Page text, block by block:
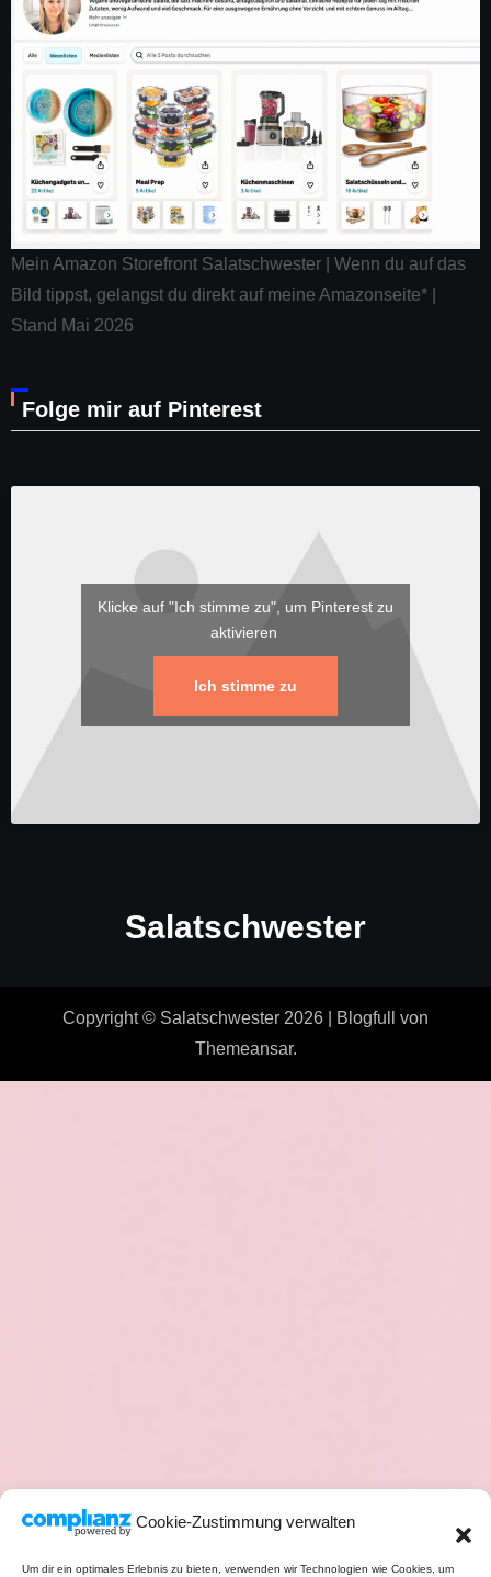
Cookie-Zustimmung verwalten
Um dir ein optimales Erlebnis zu bieten, verwenden wir Technologien wie Cookies, um
Mein Amazon Storefront Salatschwester | Wenn du auf das
Bild tippst, gelangst du direkt auf meine Amazonseite* |
Stand Mai 2026
Folge mir auf Pinterest
Klicke auf "Ich stimme zu", um Pinterest zu
aktivieren
Ich stimme zu
Salatschwester
Copyright © Salatschwester 2026 Blogfull
von
Themeansar.